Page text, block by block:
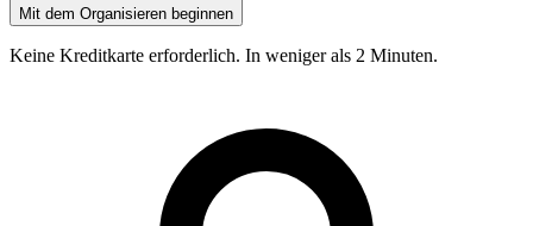
Mit dem Organisieren beginnen
Keine Kreditkarte erforderlich. In weniger als 2 Minuten.